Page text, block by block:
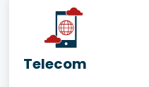
Telecom